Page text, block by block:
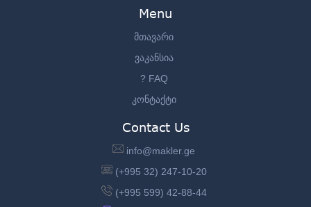
Menu
მთავარი
ვაკანსია
? FAQ
კონტაქტი
Contact Us
info@makler.ge
(+995 32) 247-10-20
(+995 599) 42-88-44